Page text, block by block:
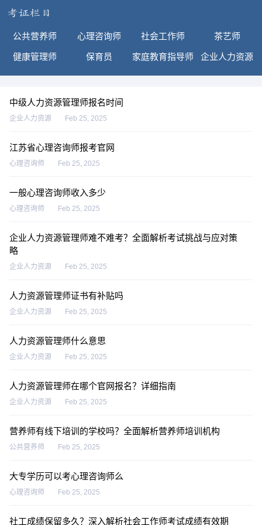
公共营养师 心理咨询师 社会工作师 茶艺师
健康管理师 保育员 家庭教育指导师 企业人力资源
中级人力资源管理师报名时间
企业人力资源 Feb 25, 2025
江苏省心理咨询师报考官网
心理咨询师 Feb 25, 2025
一般心理咨询师收入多少
心理咨询师 Feb 25, 2025
企业人力资源管理师难不难考？全面解析考试挑战与应对策
略
企业人力资源 Feb 25, 2025
人力资源管理师证书有补贴吗
企业人力资源 Feb 25, 2025
人力资源管理师什么意思
企业人力资源 Feb 25, 2025
人力资源管理师在哪个官网报名？详细指南
企业人力资源 Feb 25, 2025
营养师有线下培训的学校吗？全面解析营养师培训机构
公共营养师 Feb 25, 2025
大专学历可以考心理咨询师么
心理咨询师 Feb 25, 2025
社工成绩保留多久？深入解析社会工作师考试成绩有效期